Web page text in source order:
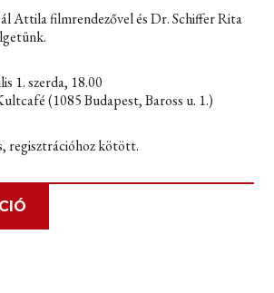
Attila filmrendezővel és Dr. Schiffer Rita
1. szerda, 18.00
(1085 Budapest, Baross u. 1.)
regisztrációhoz kötött.